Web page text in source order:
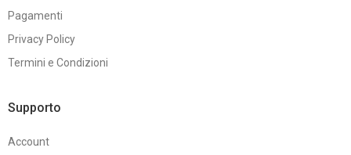
Pagamenti
Privacy Policy
Termini e Condizioni
Supporto
Account